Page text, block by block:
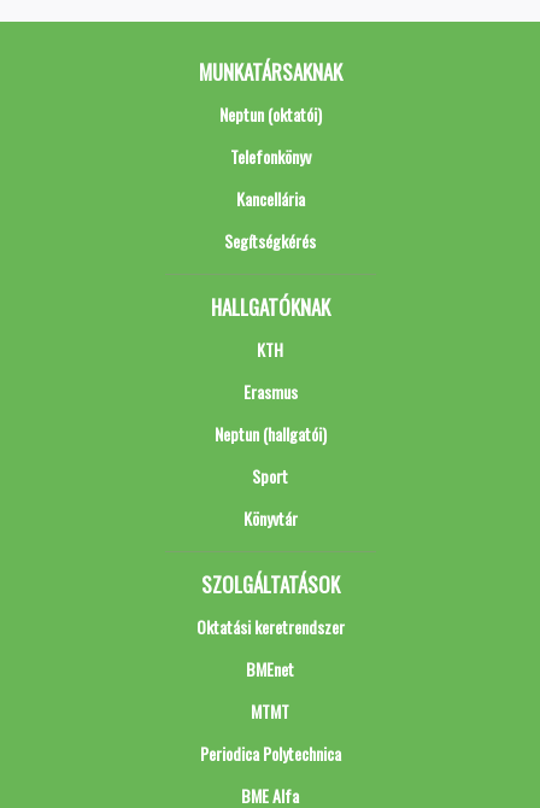
MUNKATÁRSAKNAK
Neptun (oktatói)
Telefonkönyv
Kancellária
Segítségkérés
HALLGATÓKNAK
KTH
Erasmus
Neptun (hallgatói)
Sport
Könyvtár
SZOLGÁLTATÁSOK
Oktatási keretrendszer
BMEnet
MTMT
Periodica Polytechnica
BME Alfa